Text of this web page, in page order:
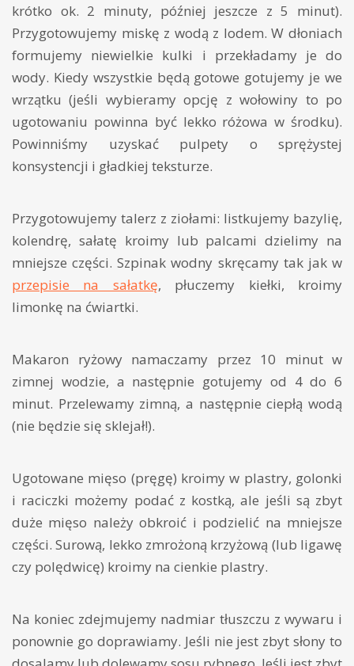
krótko ok. 2 minuty, później jeszcze z 5 minut).
Przygotowujemy miskę z wodą z lodem. W dłoniach
formujemy niewielkie kulki i przekładamy je do
wody. Kiedy wszystkie będą gotowe gotujemy je we
wrzątku (jeśli wybieramy opcję z wołowiny to po
ugotowaniu powinna być lekko różowa w środku).
Powinniśmy uzyskać pulpety o sprężystej
konsystencji i gładkiej teksturze.
Przygotowujemy talerz z ziołami: listkujemy bazylię,
kolendrę, sałatę kroimy lub palcami dzielimy na
mniejsze części. Szpinak wodny skręcamy tak jak w
przepisie na sałatkę, płuczemy kiełki, kroimy
limonkę na ćwiartki.
Makaron ryżowy namaczamy przez 10 minut w
zimnej wodzie, a następnie gotujemy od 4 do 6
minut. Przelewamy zimną, a następnie ciepłą wodą
(nie będzie się sklejał!).
Ugotowane mięso (pręgę) kroimy w plastry, golonki
i raciczki możemy podać z kostką, ale jeśli są zbyt
duże mięso należy obkroić i podzielić na mniejsze
części. Surową, lekko zmrożoną krzyżową (lub ligawę
czy polędwicę) kroimy na cienkie plastry.
Na koniec zdejmujemy nadmiar tłuszczu z wywaru i
ponownie go doprawiamy. Jeśli nie jest zbyt słony to